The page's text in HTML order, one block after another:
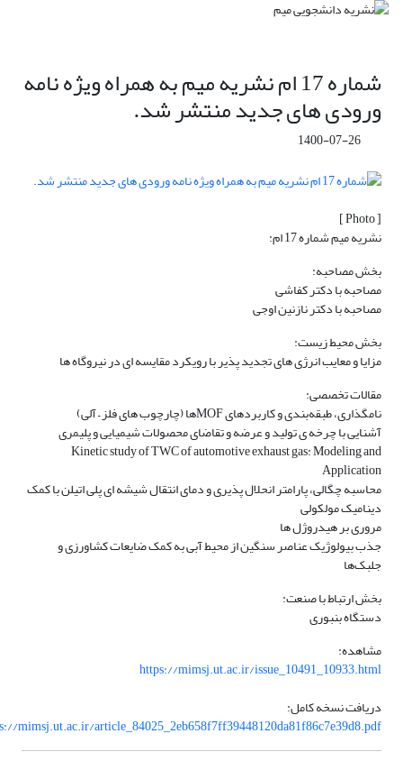
شماره 17 ام نشریه میم به همراه ویژه نامه
ورودی های جدید منتشر شد.
1400-07-26
[ Photo ]
نشریه میم شماره 17 ام:
بخش مصاحبه:
مصاحبه با دکتر کفاشی
مصاحبه با دکتر نازنین اوجی
بخش محیط زیست:
مزایا و معایب انرژی های تجدید پذیر با رویکرد مقایسه ای در نیروگاه ها
مقالات تخصصی:
نامگذاری، طبقه‌بندی و کاربردهای MOFها (چارچوب های فلز – آلی)
آشنایی با چرخه ی تولید و عرضه و تقاضای محصولات شیمیایی و پلیمری
Kinetic study of TWC of automotive exhaust gas: Modeling and
Application
محاسبه چگالی، پارامتر انحلال پذیری و دمای انتقال شیشه ای پلی اتیلن با کمک
دینامیک مولکولی
مروری بر هیدروژل ها
جذب بیولوژیک عناصر سنگین از محیط آبی به کمک ضایعات کشاورزی و
جلبک‌ها
بخش ارتباط با صنعت:
دستگاه بنبوری
مشاهده:
https://mimsj.ut.ac.ir/issue_10491_10933.html
دریافت نسخه کامل:
mimsj.ut.ac.ir/article_84025_2eb658f7ff39448120da81f86c7e39d8.pdf